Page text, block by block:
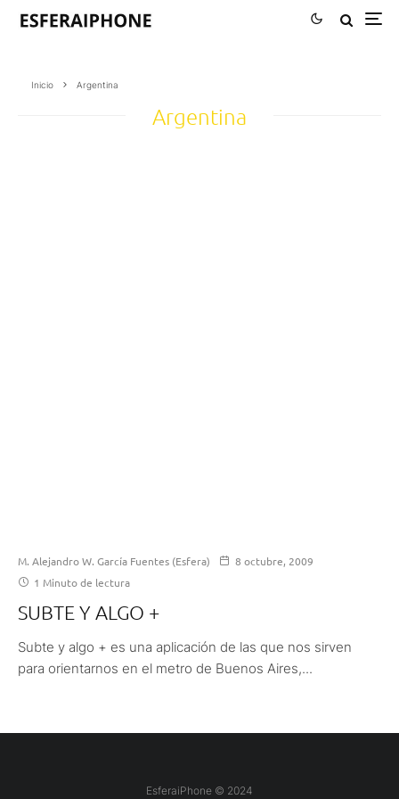
Inicio Argentina
Argentina
M. Alejandro W. García Fuentes (Esfera)
8 octubre, 2009
1 Minuto de lectura
SUBTE Y ALGO +
Subte y algo + es una aplicación de las que nos sirven
para orientarnos en el metro de Buenos Aires,...
EsferaiPhone © 2024